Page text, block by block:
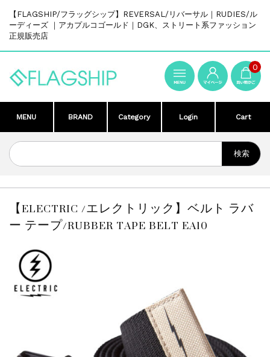
【FLAGSHIP/フラッグシップ】REVERSAL/リバーサル｜RUDIES/ル
ーディーズ ｜アカプルコゴールド｜DGK、ストリート系ファッション
正規販売店
0
MENU BRAND Category Login Cart
【ELECTRIC /エレクトリック】ベルト ラバ
ー テープ/RUBBER TAPE BELT EA10